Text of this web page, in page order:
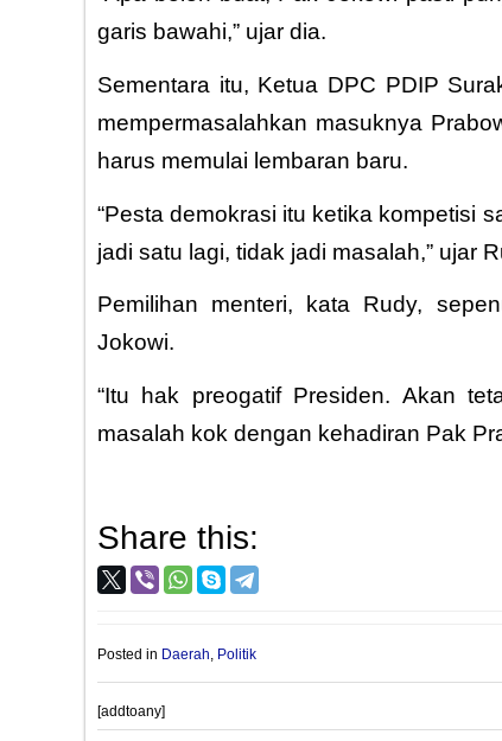
garis bawahi,” ujar dia.
Sementara itu, Ketua DPC PDIP
mempermasalahkan masuknya
harus memulai lembaran baru.
“Pesta demokrasi itu ketika kompetisi
jadi satu lagi, tidak jadi masalah,” ujar
Pemilihan menteri, kata Rudy,
Jokowi.
“Itu hak preogatif Presiden. Akan
masalah kok dengan kehadiran Pak
Share this:
Posted in Daerah Politik
[addtoany]